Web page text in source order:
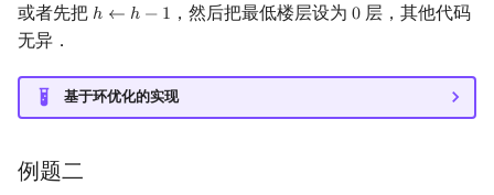
或者先把 ℎ ← ℎ − 1
h ←h −1 ，然后把最低楼层设为 0
0层，其他代码
无异．
基于环优化的实现
例题二